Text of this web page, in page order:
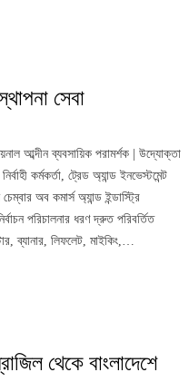
সেবা
আব্দীন ব্যবসায়িক পরামর্শক | উদ্যোক্তা
কর্মকর্তা, ট্রেড অ্যান্ড ইনভেস্টমেন্ট
অব কমার্স অ্যান্ড ইন্ডাস্ট্রি
পরিচালনার ধরণ দ্রুত পরিবর্তিত
ব্যানার, লিফলেট, মাইকিং,…
থেকে বাংলাদেশে